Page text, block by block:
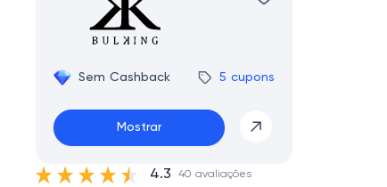
Sem Cashback 5 cupons
Mostrar
4.3 40 avaliações